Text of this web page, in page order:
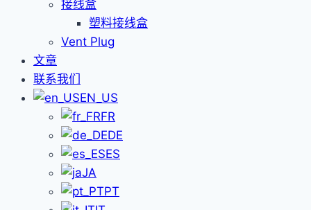
接线盒
塑料接线盒
Vent Plug
文章
联系我们
EN_US
FR
DE
ES
JA
PT